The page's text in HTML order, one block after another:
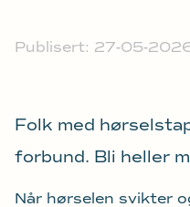
Folk med
forbund. Bli heller
Når hørselen svikter
Publisert: 27-05-